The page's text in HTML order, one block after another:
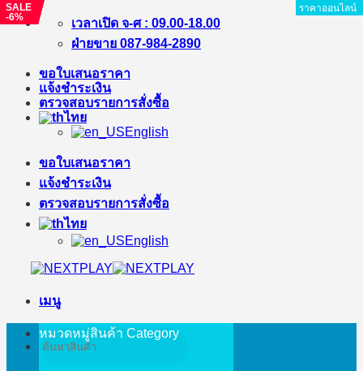
ข้าม
เนื้อหา
เวลาเปิด จ-ศ : 09.00-18.00
ฝ่ายขาย 087-984-2890
ขอใบเสนอราคา
แจ้งชำระเงิน
ตรวจสอบรายการสั่งซื้อ
ไทย
English
ขอใบเสนอราคา
แจ้งชำระเงิน
ตรวจสอบรายการสั่งซื้อ
ไทย
English
เมนู
ค้นหา:
หมวดหมู่สินค้า Category
ราคาออนไลน์
SALE
-6%
ราคาออนไลน์
SALE
-40%
ราคาออนไลน์
ราคาออนไลน์
ราคาออนไลน์
ราคาออนไลน์
SALE
-6%
ราคาออนไลน์
ราคาออนไลน์
ราคาออนไลน์